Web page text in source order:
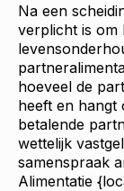
Na een
verplicht is om
hoeveel de
heeft en hangt
betalende
wettelijk
samenspraak
Alimentatie